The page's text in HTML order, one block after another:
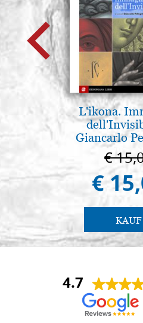
L'ikona.
Giancarlo
€
€
KAUF
4.7
Anna Maria Negri